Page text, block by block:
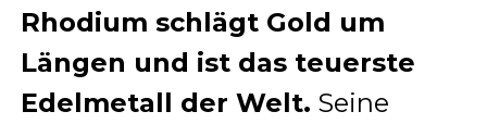
Rhodium schlägt Gold um
Längen und ist das teuerste
Edelmetall der Welt. Seine